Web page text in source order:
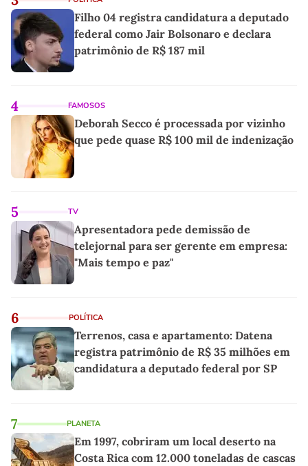
Filho 04 registra candidatura a deputado
federal como Jair Bolsonaro e declara
patrimônio de R$ 187 mil
4 FAMOSOS
Deborah Secco é processada por vizinho
que pede quase R$ 100 mil de indenização
5 TV
Apresentadora pede demissão de
telejornal para ser gerente em empresa:
"Mais tempo e paz"
6 POLÍTICA
Terrenos, casa e apartamento: Datena
registra patrimônio de R$ 35 milhões em
candidatura a deputado federal por SP
7 PLANETA
Em 1997, cobriram um local deserto na
Costa Rica com 12.000 toneladas de cascas